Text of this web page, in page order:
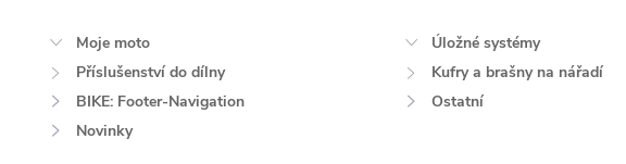
Moje moto Úložné systémy
Příslušenství do dílny
Kufry a brašny na nářadí
BIKE: Footer-Navigation
Ostatní
Novinky